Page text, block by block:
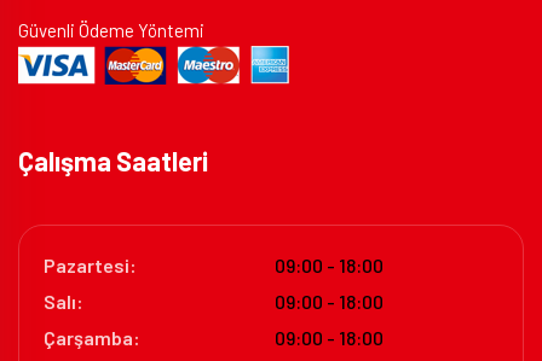
Güvenli Ödeme Yöntemi
Çalışma Saatleri
Pazartesi:
09:00 - 18:00
Salı:
09:00 - 18:00
Çarşamba:
09:00 - 18:00